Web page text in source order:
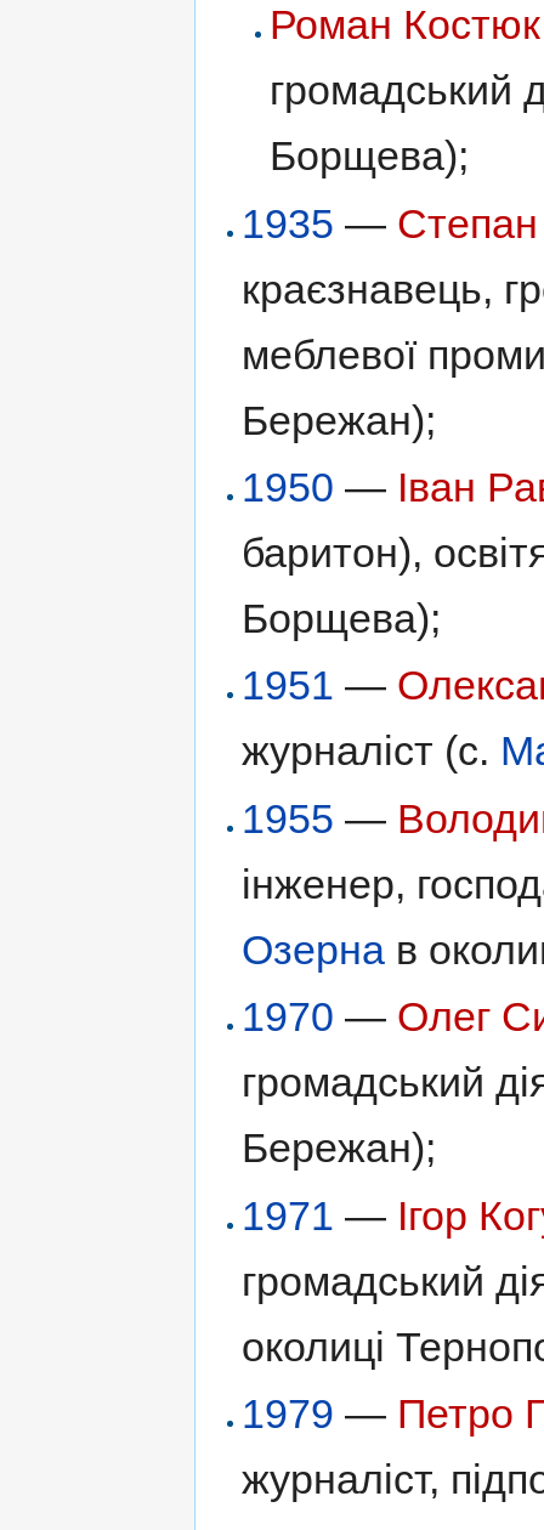
Роман Костюк
громадський
Борщева);
1935 —
краєзнавець,
меблевої
Бережан);
1950 — Іван
баритон),
Борщева);
1951 —
журналіст (с.
1955 —
інженер,
Озерна в
1970 — Олег
громадський
Бережан);
1971 — Ігор
громадський
околиці
1979 — Петро
журналіст,